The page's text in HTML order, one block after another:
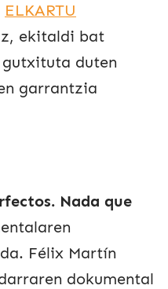
ELKARTU
ekitaldi bat
duten
garrantzia
Nada que
Félix Martín
dokumental